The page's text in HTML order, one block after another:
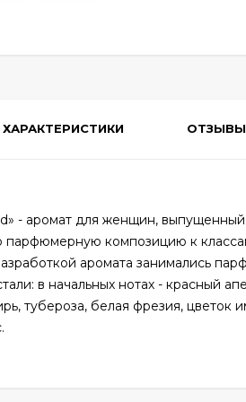
ХАРАКТЕРИСТИКИ ОТЗЫВЫ
- аромат для женщин,
парфюмерную композицию к
аромата занимались
в начальных нотах - красный
тубероза, белая фрезия, цветок